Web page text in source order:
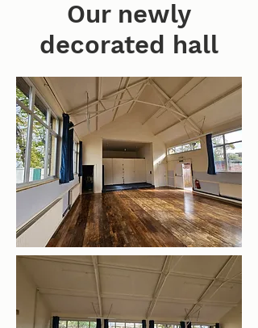
Our newly
decorated hall